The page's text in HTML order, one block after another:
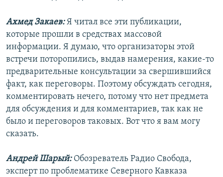
Ахмед Закаев:Я читал все эти публикации,
которые прошли в средствах массовой
информации. Я думаю, что организаторы этой
встречи поторопились, выдав намерения, какие-то
предварительные консультации за свершившийся
факт, как переговоры. Поэтому обсуждать сегодня,
комментировать нечего, потому что нет предмета
для обсуждения и для комментариев, так как не
было и переговоров таковых. Вот что я вам могу
сказать.
Андрей Шарый:Обозреватель Радио Свобода,
эксперт по проблематике Северного Кавказа